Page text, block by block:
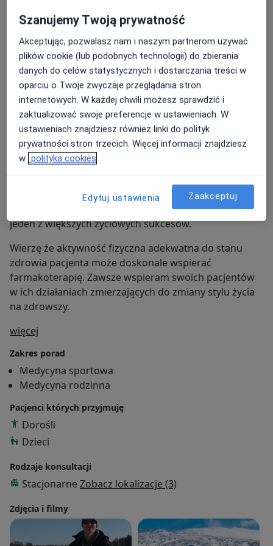
W roku 2018 uzyskałem Certyfikat Polskiego
Towarzystwa Medycyny Sportowej uprawniający do
kwalifikowania do uprawiania sportu dzieci i młodzież
do lat 23.
W roku 2024 ukończyłem specjalizację z medycyny
sportowej którą realizowałem w Centralnym Ośrodku
Medycyny Sportowej w Warszawie.
Jedną w moich wielu pasji jest sport.
We wrześniu 2013 ukończyłem maraton co uważam za
jeden z większych życiowych sukcesów.
Wierzę że aktywność fizyczna adekwatna do stanu
zdrowia pacjenta może doskonale wspierać
farmakoterapię. Zawsze wspieram swoich pacjentów
w ich działaniach zmierzających do zmiany stylu życia
na zdrowszy.
więcej
Zakres porad
Medycyna sportowa
Medycyna rodzinna
Pacjenci których przyjmuję
Dorośli
Dzieci
Rodzaje konsultacji
Stacjonarne Zobacz lokalizacje (3)
Zdjęcia i filmy
Szanujemy Twoją prywatność
Akceptując, pozwalasz nam i naszym partnerom używać
plików cookie (lub podobnych technologii) do zbierania
danych do celów statystycznych i dostarczania treści w
oparciu o Twoje zwyczaje przeglądania stron
internetowych. W każdej chwili możesz sprawdzić i
zaktualizować swoje preferencje w ustawieniach. W
ustawieniach znajdziesz również linki do polityk
prywatności stron trzecich. Więcej informacji znajdziesz
w polityka cookies
Edytuj ustawienia Zaakceptuj